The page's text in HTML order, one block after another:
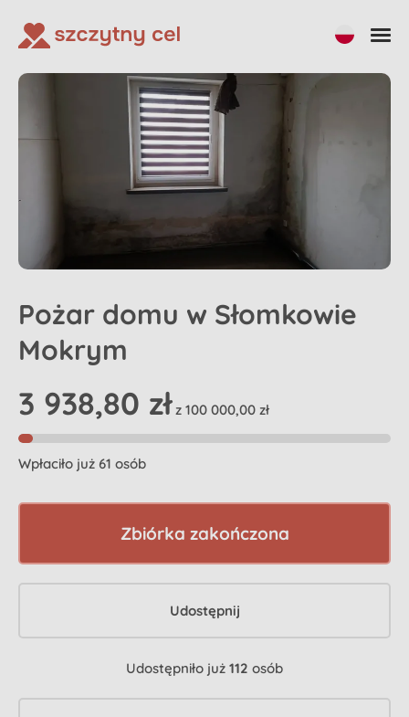
Pożar domu w Słomkowie
Mokrym
3 938,80 zł z 100 000,00 zł
Wpłaciło już 61 osób
Zbiórka zakończona
Udostępnij
Udostępniło już 112 osób
Udostępnij